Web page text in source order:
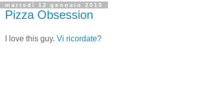
martedì 12 gennaio 2010
Pizza Obsession
I love this guy. Vi ricordate?